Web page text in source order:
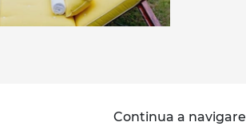
Continua a navigare